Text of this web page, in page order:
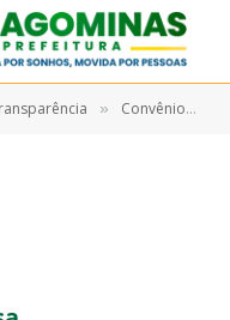
» Convênios